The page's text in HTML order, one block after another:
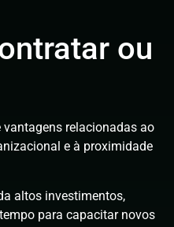
ou
relacionadas ao
e à proximidade
altos investimentos,
para capacitar novos